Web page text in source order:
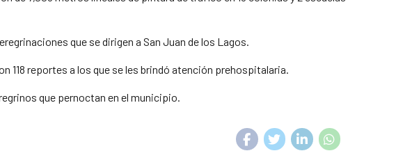
que se dirigen a San Juan de los Lagos.
118 reportes a los que se les brindó atención prehospitalaria.
que pernoctan en el municipio.